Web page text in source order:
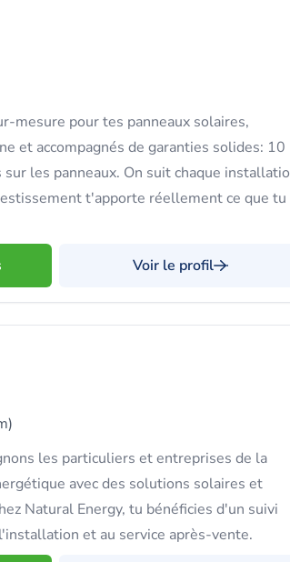
mesure pour tes panneaux solaires,
et accompagnés de garanties solides: 10
les panneaux. On suit chaque
t'apporte réellement ce que tu
Voir le profil
les particuliers et entreprises de la
avec des solutions solaires et
Natural Energy, tu bénéficies d'un suivi
et au service après-vente.